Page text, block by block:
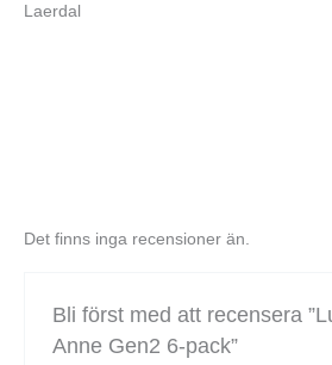
Laerdal
Det finns inga recensioner än.
Bli först med att recensera
Anne Gen2 6-pack”